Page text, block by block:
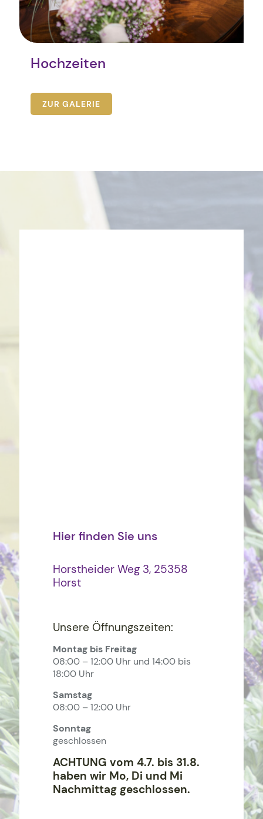
Hochzeiten
ZUR GALERIE
Hier finden Sie uns
Horstheider Weg 3, 25358
Horst
Unsere Öffnungszeiten:
Montag bis Freitag
08:00 – 12:00 Uhr und 14:00 bis
18:00 Uhr
Samstag
08:00 – 12:00 Uhr
Sonntag
geschlossen
ACHTUNG vom 4.7. bis 31.8.
haben wir Mo, Di und Mi
Nachmittag geschlossen.